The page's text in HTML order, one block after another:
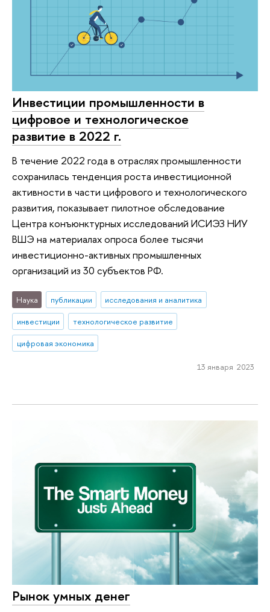
Инвестиции промышленности в
цифровое и технологическое
развитие в 2022 г.
В течение 2022 года в отраслях промышленности
сохранилась тенденция роста инвестиционной
активности в части цифрового и технологического
развития, показывает пилотное обследование
Центра конъюнктурных исследований ИСИЭЗ НИУ
ВШЭ на материалах опроса более тысячи
инвестиционно-активных промышленных
организаций из 30 субъектов РФ.
Наука публикации
исследования и аналитика
инвестиции
технологическое развитие
цифровая экономика
13 января 2023
Рынок умных денег